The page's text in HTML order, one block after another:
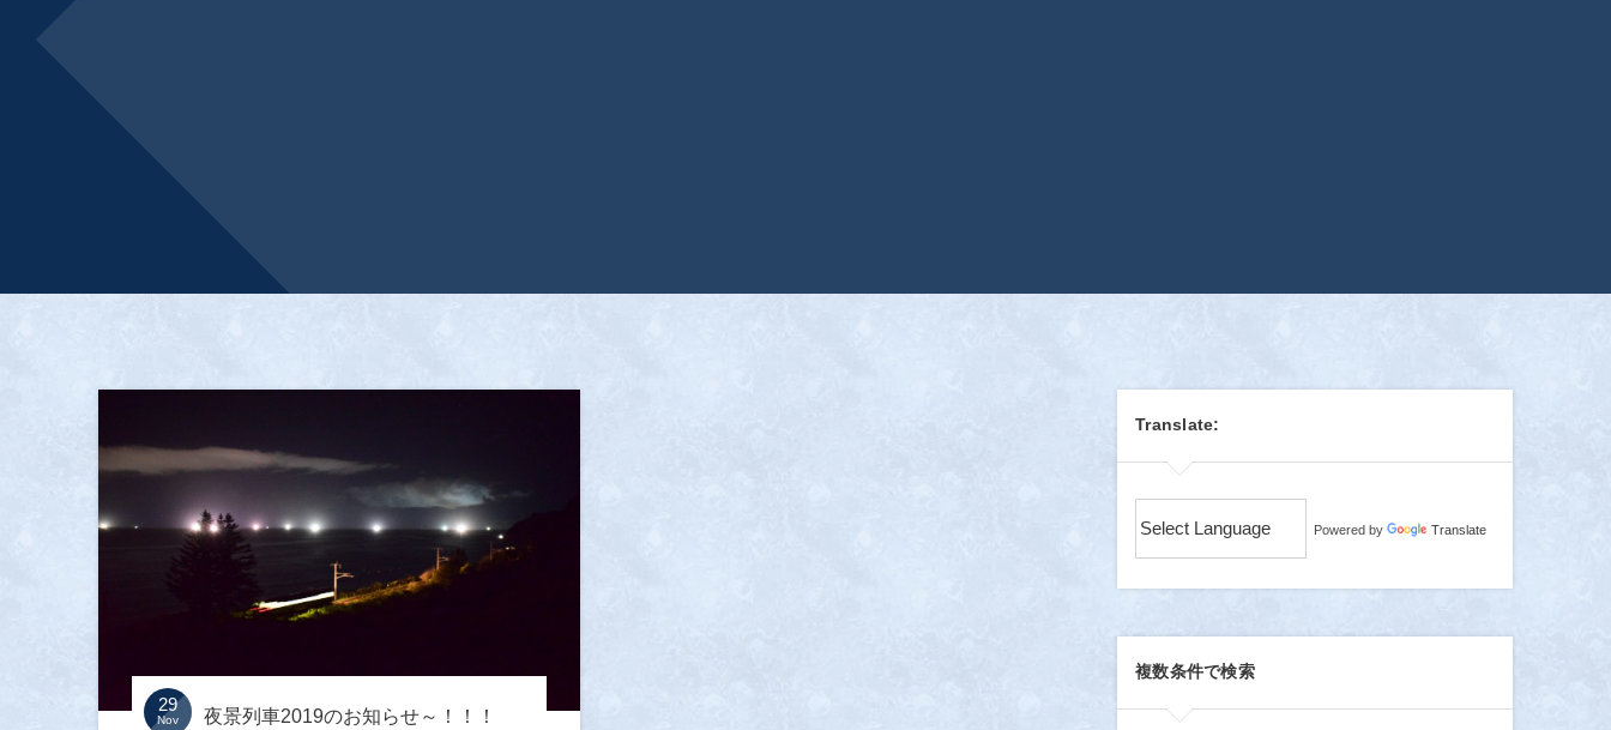
29
Nov 夜景列車2019のお知らせ～！！！
Translate:
Powered by Translate
複数条件で検索